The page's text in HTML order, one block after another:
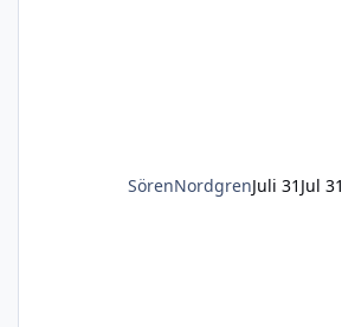
SörenNordgrenJuli 31 Jul 31